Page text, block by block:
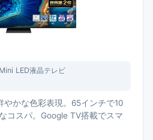
LED液晶テレビ
やかな色彩表現。65インチで10
コスパ。Google TV搭載でスマ